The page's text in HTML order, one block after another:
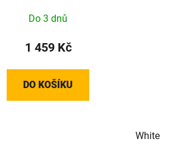
Do 3 dnů
1 459 Kč
DO KOŠÍKU
White